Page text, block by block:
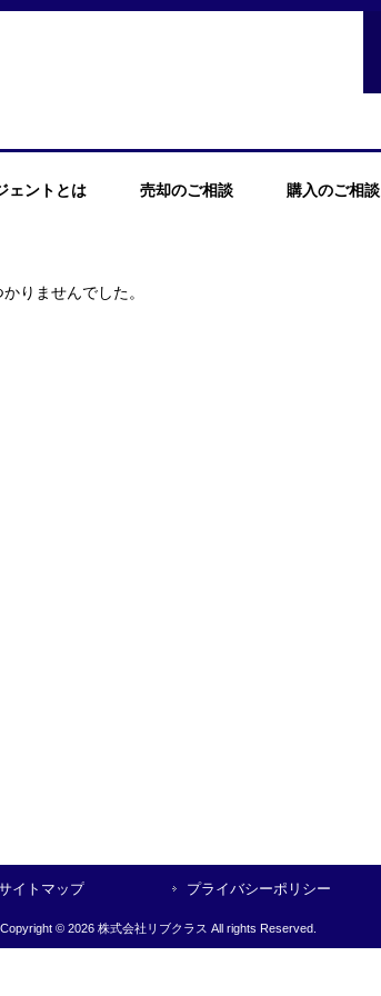
ェントとは 売却のご相談 購入のご相談
りませんでした。
イトマップ プライバシーポリシー
Copyright © 2026 株式会社リブクラス All rights Reserved.